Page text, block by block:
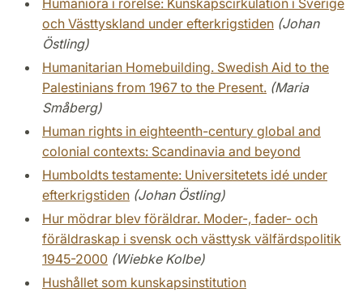
Humaniora i rörelse: Kunskapscirkulation i Sverige
och Västtyskland under efterkrigstiden (Johan
Östling)
Humanitarian Homebuilding. Swedish Aid to the
Palestinians from 1967 to the Present. (Maria
Småberg)
Human rights in eighteenth-century global and
colonial contexts: Scandinavia and beyond
Humboldts testamente: Universitetets idé under
efterkrigstiden (Johan Östling)
Hur mödrar blev föräldrar. Moder-, fader- och
föräldraskap i svensk och västtysk välfärdspolitik
1945-2000 (Wiebke Kolbe)
Hushållet som kunskapsinstitution